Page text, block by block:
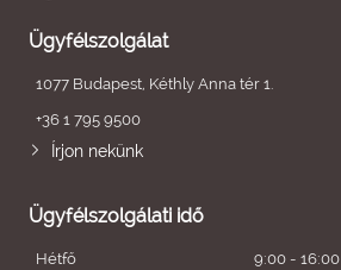
Ügyfélszolgálat
1077 Budapest, Kéthly Anna tér 1.
+36 1 795 9500
Írjon nekünk
Ügyfélszolgálati idő
Hétfő 9:00 - 16:00